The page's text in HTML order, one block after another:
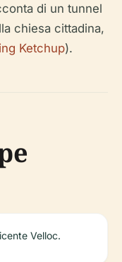
di un tunnel
chiesa cittadina,
Ketchup).
Velloc.